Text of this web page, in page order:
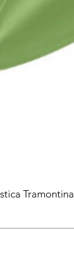
Tramontina